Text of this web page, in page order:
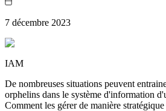
7 décembre 2023
IAM
De nombreuses situations peuvent
orphelins dans le système d'information
Comment les gérer de manière